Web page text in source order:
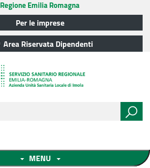
Regione Emilia Romagna
Per le imprese
Area Riservata Dipendenti
MENU